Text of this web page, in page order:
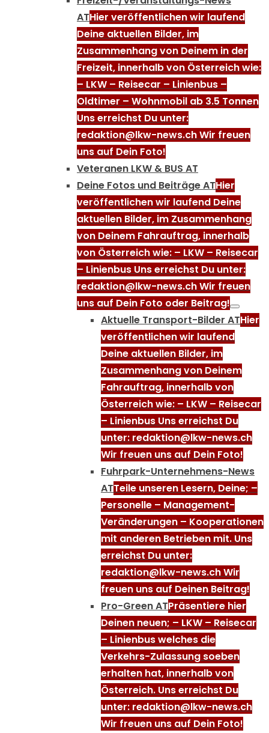
ATHier veröffentlichen wir laufend
Deine aktuellen Bilder, im
Zusammenhang von Deinem in der
Freizeit, innerhalb von Österreich wie:
– LKW – Reisecar – Linienbus –
Oldtimer – Wohnmobil ab 3.5 Tonnen
Uns erreichst Du unter:
redaktion@lkw-news.ch Wir freuen
uns auf Dein Foto!
Veteranen LKW & BUS AT
Deine Fotos und Beiträge ATHier
veröffentlichen wir laufend Deine
aktuellen Bilder, im Zusammenhang
von Deinem Fahrauftrag, innerhalb
von Österreich wie: – LKW – Reisecar
– Linienbus Uns erreichst Du unter:
redaktion@lkw-news.ch Wir freuen
uns auf Dein Foto oder Beitrag!
Aktuelle Transport-Bilder ATHier
veröffentlichen wir laufend
Deine aktuellen Bilder, im
Zusammenhang von Deinem
Fahrauftrag, innerhalb von
Österreich wie: – LKW – Reisecar
– Linienbus Uns erreichst Du
unter: redaktion@lkw-news.ch
Wir freuen uns auf Dein Foto!
Fuhrpark-Unternehmens-News
ATTeile unseren Lesern, Deine; –
Personelle – Management-
Veränderungen – Kooperationen
mit anderen Betrieben mit. Uns
erreichst Du unter:
redaktion@lkw-news.ch Wir
freuen uns auf Deinen Beitrag!
Pro-Green ATPräsentiere hier
Deinen neuen; – LKW – Reisecar
– Linienbus welches die
Verkehrs-Zulassung soeben
erhalten hat, innerhalb von
Österreich. Uns erreichst Du
unter: redaktion@lkw-news.ch
Wir freuen uns auf Dein Foto!